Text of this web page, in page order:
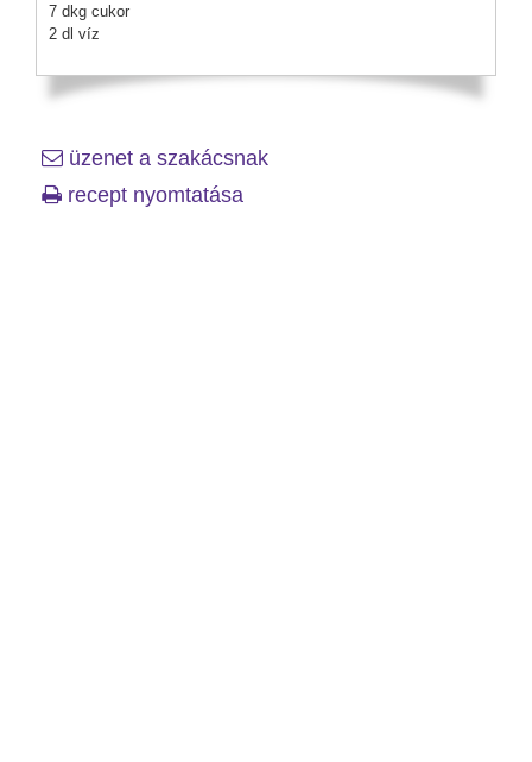
7 dkg cukor
2 dl víz
üzenet a szakácsnak
recept nyomtatása